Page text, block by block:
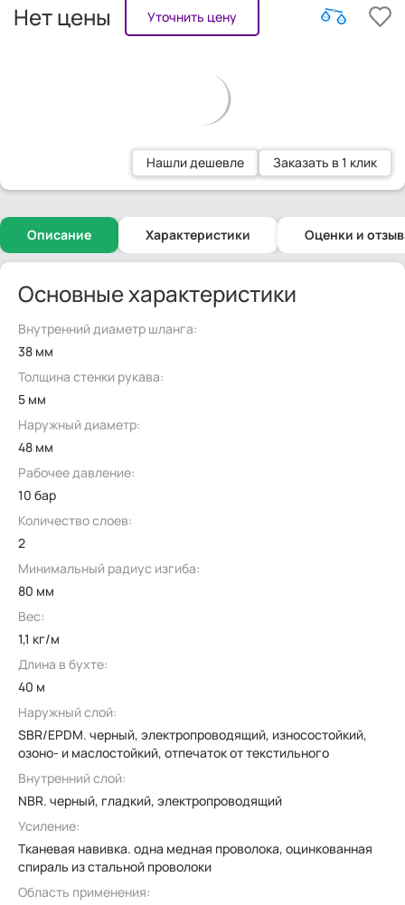
Нет цены Уточнить цену
Нашли дешевле Заказать в 1 клик
Описание Характеристики Оценки и
Основные характеристики
Внутренний диаметр шланга:
38 мм
Толщина стенки рукава:
5 мм
Наружный диаметр:
48 мм
Рабочее давление:
10 бар
Количество слоев:
2
Минимальный радиус изгиба:
80 мм
Вес:
1,1 кг/м
Длина в бухте:
40 м
Наружный слой:
SBR/EPDM. черный, электропроводящий, износостойкий,
озоно- и маслостойкий, отпечаток от текстильного
Внутренний слой:
NBR. черный, гладкий, электропроводящий
Усиление:
Тканевая навивка. одна медная проволока, оцинкованная
спираль из стальной проволоки
Область применения: